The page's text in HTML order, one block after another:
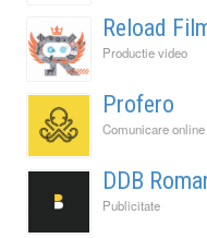
Reload
Productie video
Profero
Comunicare online
DDB
Publicitate